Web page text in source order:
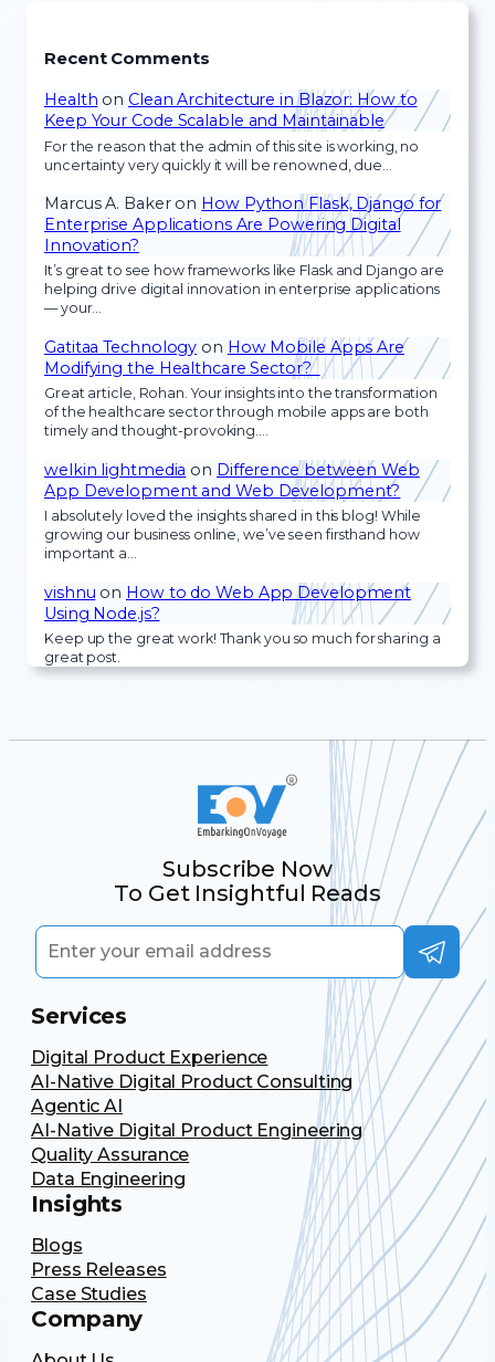
Recent Comments
Health on Clean Architecture in Blazor: How to
Keep Your Code Scalable and Maintainable
For the reason that the admin of this site is working, no
uncertainty very quickly it will be renowned, due…
Marcus A. Bakeron How Python Flask, Django for
Enterprise Applications Are Powering Digital
Innovation?
It’s great to see how frameworks like Flask and Django are
helping drive digital innovation in enterprise applications
— your…
Gatitaa Technology on How Mobile Apps Are
Modifying the Healthcare Sector?
Great article, Rohan. Your insights into the transformation
of the healthcare sector through mobile apps are both
timely and thought-provoking.…
welkin lightmedia on Difference between Web
App Development and Web Development?
I absolutely loved the insights shared in this blog! While
growing our business online, we’ve seen firsthand how
important a…
vishnu on How to do Web App Development
Using Node.js?
Keep up the great work! Thank you so much for sharing a
great post.
Subscribe Now
To Get Insightful Reads
Services
Digital Product Experience
AI-Native Digital Product Consulting
Agentic AI
AI-Native Digital Product Engineering
Quality Assurance
Data Engineering
Insights
Blogs
Press Releases
Case Studies
Company